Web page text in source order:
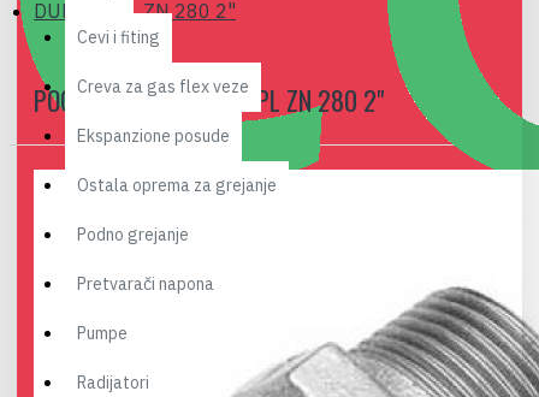
Cevi i fiting
Creva za gas flex veze
Ekspanzione posude
Ostala oprema za grejanje
Podno grejanje
Pretvarači napona
Pumpe
Radijatori
DUPLI NIPL ZN 280 2"
POCINKOVANI DUPLI NIPL ZN 280 2"